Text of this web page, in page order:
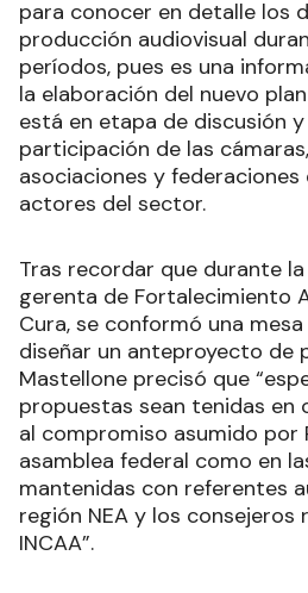
para conocer en detalle los
producción audiovisual
períodos, pues es una
la elaboración del nuevo
está en etapa de discusión y
participación de las
asociaciones y federaciones
actores del sector.
Tras recordar que durante
gerenta de Fortalecimiento
Cura, se conformó una
diseñar un anteproyecto de
Mastellone precisó que
propuestas sean tenidas en
al compromiso asumido por
asamblea federal como en
mantenidas con referentes
región NEA y los consejeros
INCAA”.